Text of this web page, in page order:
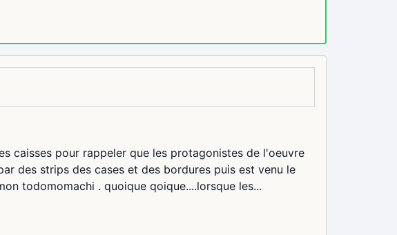
caisses pour rappeler que les protagonistes de l'oeuvre
des strips des cases et des bordures puis est venu le
todomomachi . quoique qoique....lorsque les...